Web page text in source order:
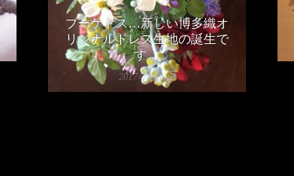
ブーケトス…新しい博多織オ
リジナルドレス生地の誕生で
す。
2017年9月6日